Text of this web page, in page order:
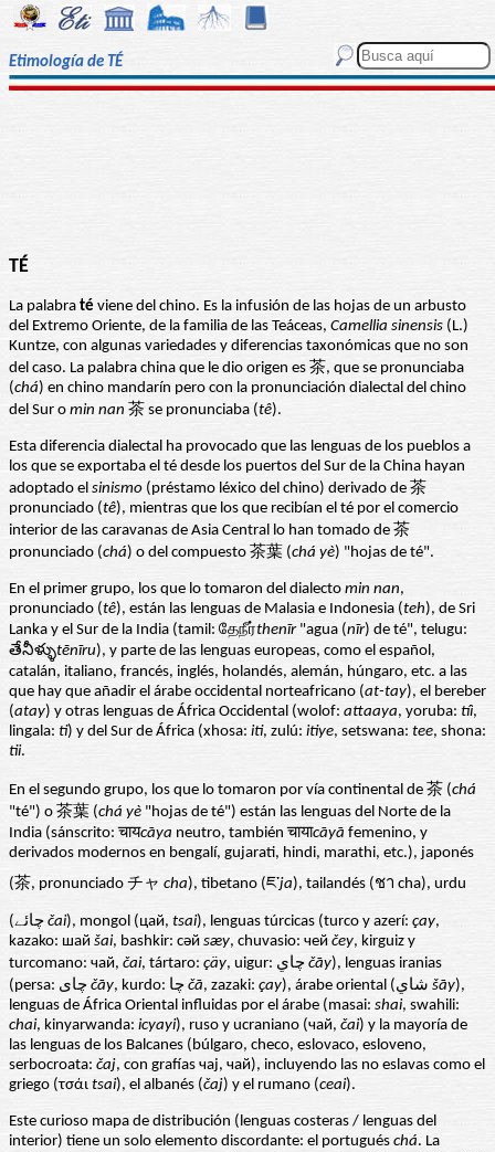
Etimología de TÉ
TÉ
La palabra té viene del chino. Es la infusión de las hojas de un arbusto
del Extremo Oriente, de la familia de las Teáceas, Camellia sinensis (L.)
Kuntze, con algunas variedades y diferencias taxonómicas que no son
del caso. La palabra china que le dio origen es 茶, que se pronunciaba
(chá) en chino mandarín pero con la pronunciación dialectal del chino
del Sur o min nan 茶 se pronunciaba (tê).
Esta diferencia dialectal ha provocado que las lenguas de los pueblos a
los que se exportaba el té desde los puertos del Sur de la China hayan
adoptado el sinismo (préstamo léxico del chino) derivado de 茶
pronunciado (tê), mientras que los que recibían el té por el comercio
interior de las caravanas de Asia Central lo han tomado de 茶
pronunciado (chá) o del compuesto 茶葉 (chá yè) "hojas de té".
En el primer grupo, los que lo tomaron del dialecto min nan,
pronunciado (tê), están las lenguas de Malasia e Indonesia (teh), de Sri
Lanka y el Sur de la India (tamil: தேநீர்thenīr"agua (nīr) de té", telugu:
తేనీళ్ళుtēnīru), y parte de las lenguas europeas, como el español,
catalán, italiano, francés, inglés, holandés, alemán, húngaro, etc. a las
que hay que añadir el árabe occidental norteafricano (at-tay), el bereber
(atay) y otras lenguas de África Occidental (wolof: attaaya, yoruba: tíì,
lingala: ti) y del Sur de África (xhosa: iti, zulú: itiye, setswana: tee, shona:
tii.
En el segundo grupo, los que lo tomaron por vía continental de 茶 (chá
"té") o 茶葉 (chá yè "hojas de té") están las lenguas del Norte de la
India (sánscrito: चायcāya neutro, también चायाcāyā femenino, y
derivados modernos en bengalí, gujarati, hindi, marathi, etc.), japonés
(茶, pronunciado チャ cha), tibetano (ཇ་ja), tailandés (ชา cha), urdu
čai), mongol (цай, tsai), lenguas túrcicas (turco y azerí: çay,
kazako: шай šai, bashkir: сәй sæy, chuvasio: чей čey, kirguiz y
turcomano: чай, čai, tártaro: çäy čāy), lenguas iranias
čāy čā, zazaki: çay šāy),
lenguas de África Oriental influidas por el árabe (masai: shai, swahili:
chai, kinyarwanda: icyayi), ruso y ucraniano (чай, čai) y la mayoría de
las lenguas de los Balcanes (búlgaro, checo, eslovaco, esloveno,
serbocroata: čaj, con grafías чај, чай), incluyendo las no eslavas como el
griego (τσάι tsai), el albanés (čaj) y el rumano (ceai).
Este curioso mapa de distribución (lenguas costeras / lenguas del
interior) tiene un solo elemento discordante: el portugués chá. La